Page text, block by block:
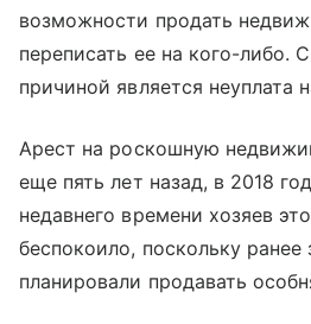
возможности продать
переписать ее на кого-либо.
причиной является неуплата
Арест на роскошную
еще пять лет назад, в 2018
недавнего времени хозяев
беспокоило, поскольку ранее
планировали продавать